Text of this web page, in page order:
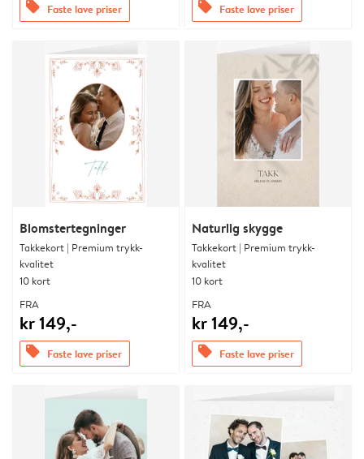
offers Faste lave priser offers Faste lave priser
Blomstertegninger
Takkekort | Premium trykk-
kvalitet
10 kort
FRA
kr 149,-
offers Faste lave priser
Naturlig skygge
Takkekort | Premium trykk-
kvalitet
10 kort
FRA
kr 149,-
offers Faste lave priser